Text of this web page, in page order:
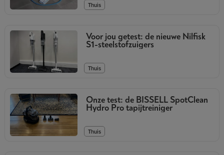
Thuis
Voor jou getest: de nieuwe Nilfisk
S1-steelstofzuigers
Thuis
Onze test: de BISSELL SpotClean
Hydro Pro tapijtreiniger
Thuis